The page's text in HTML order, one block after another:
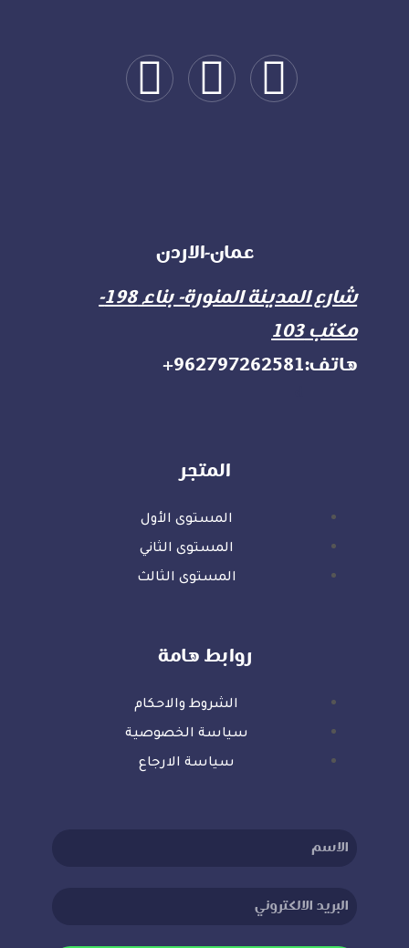
عمان-الاردن
شارع المدينة المنورة- بناء 198-
مكتب 103
هاتف:962797262581+
المتجر
المستوى الأول
المستوى الثاني
المستوى الثالث
روابط هامة
الشروط والاحكام
سياسة الخصوصية
سياسة الارجاع